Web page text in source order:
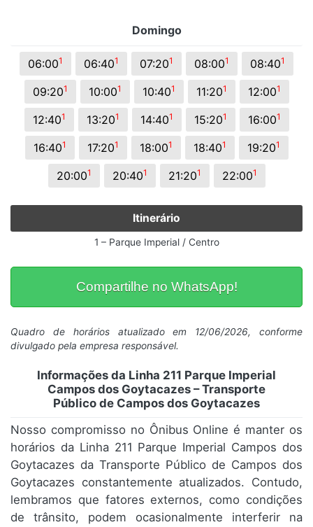
Domingo
06:001 06:401 07:201 08:001 08:401
09:201 10:001 10:401 11:201 12:001
12:401 13:201 14:401 15:201 16:001
16:401 17:201 18:001 18:401 19:201
20:001 20:401 21:201 22:001
Itinerário
1 – Parque Imperial / Centro
Compartilhe no WhatsApp!
Quadro de horários atualizado em 12/06/2026, conforme
divulgado pela empresa responsável.
Informações da Linha 211 Parque Imperial
Campos dos Goytacazes – Transporte
Público de Campos dos Goytacazes
Nosso compromisso no Ônibus Online é manter os
horários da Linha 211 Parque Imperial Campos dos
Goytacazes da Transporte Público de Campos dos
Goytacazes constantemente atualizados. Contudo,
lembramos que fatores externos, como condições
de trânsito, podem ocasionalmente interferir na